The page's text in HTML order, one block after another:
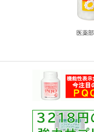
医薬